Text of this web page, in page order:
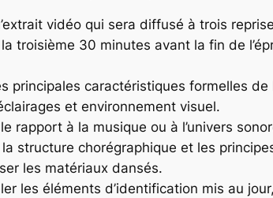
vidéo qui sera diffusé à trois
troisième 30 minutes avant la fin de
principales caractéristiques formelles
et environnement visuel.
rapport à la musique ou à l’univers
structure chorégraphique et les
les matériaux dansés.
les éléments d’identification mis au